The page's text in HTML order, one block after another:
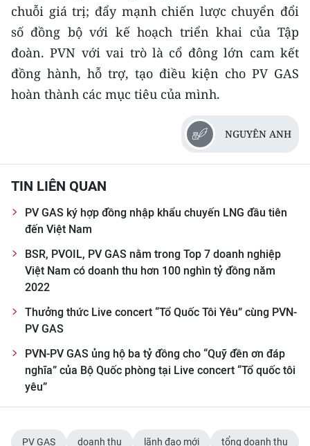
chuỗi giá trị; đẩy mạnh chiến lược chuyển đổi
số đồng bộ với kế hoạch triển khai của Tập
đoàn. PVN với vai trò là cổ đông lớn cam kết
đồng hành, hỗ trợ, tạo điều kiện cho PV GAS
hoàn thành các mục tiêu của mình.
NGUYÊN ANH
TIN LIÊN QUAN
PV GAS ký hợp đồng nhập khẩu chuyến LNG đầu tiên
đến Việt Nam
BSR, PVOIL, PV GAS nằm trong Top 7 doanh nghiệp
Việt Nam có doanh thu hơn 100 nghìn tỷ đồng năm
2022
Thưởng thức Live concert “Tổ Quốc Tôi Yêu” cùng PVN-
PV GAS
PVN-PV GAS ủng hộ ba tỷ đồng cho “Quỹ đền ơn đáp
nghĩa” của Bộ Quốc phòng tại Live concert “Tổ quốc tôi
yêu”
PV GAS doanh thu lãnh đạo mới tổng doanh thu